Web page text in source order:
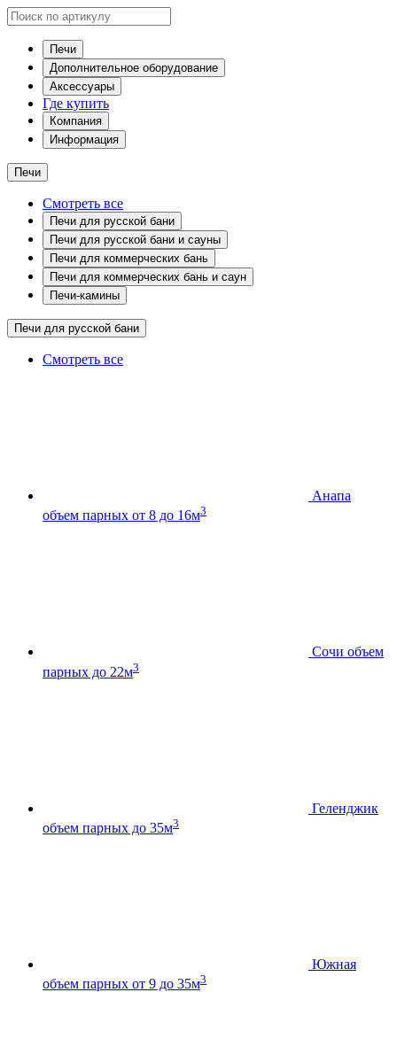
Печи
Дополнительное оборудование
Аксессуары
Где купить
Компания
Информация
Печи
Смотреть все
Печи для русской бани
Печи для русской бани и сауны
Печи для коммерческих бань
Печи для коммерческих бань и саун
Печи-камины
Печи для русской бани
Смотреть все
Анапа
объем парных от 8 до 16м3
Сочи объем
парных до 22м3
Геленджик
объем парных до 35м3
Южная
объем парных от 9 до 35м3